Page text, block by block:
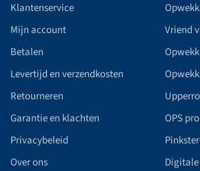
Klantenservice
Mijn account
Betalen
Levertijd en verzendkosten
Retourneren
Garantie en klachten
Privacybeleid
Over ons
Vriend
OPS pro